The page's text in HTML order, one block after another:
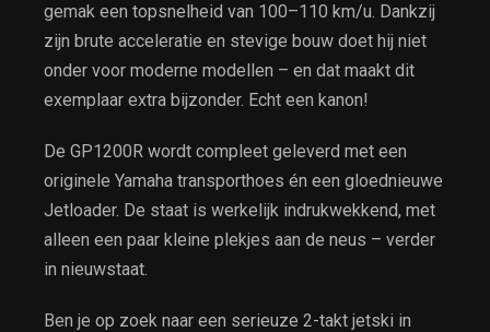
gemak een topsnelheid van 100–110 km/u. Dankzij
zijn brute acceleratie en stevige bouw doet hij niet
onder voor moderne modellen – en dat maakt dit
exemplaar extra bijzonder. Echt een kanon!
De GP1200R wordt compleet geleverd met een
originele Yamaha transporthoes én een gloednieuwe
Jetloader. De staat is werkelijk indrukwekkend, met
alleen een paar kleine plekjes aan de neus – verder
in nieuwstaat.
Ben je op zoek naar een serieuze 2-takt jetski in